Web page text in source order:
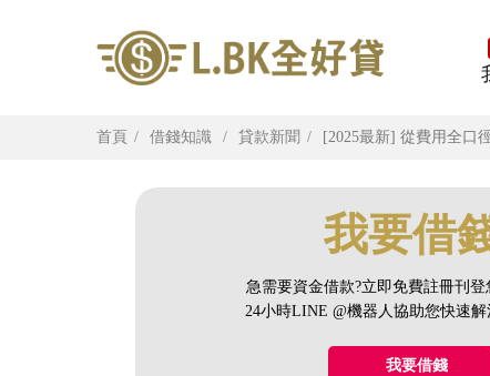
首頁 借錢知識 貸款新聞 [2025最新] 從費用全口
我要借
急需要資金借款?立即免費註冊刊
24小時LINE @機器人協助您快速
我要借錢